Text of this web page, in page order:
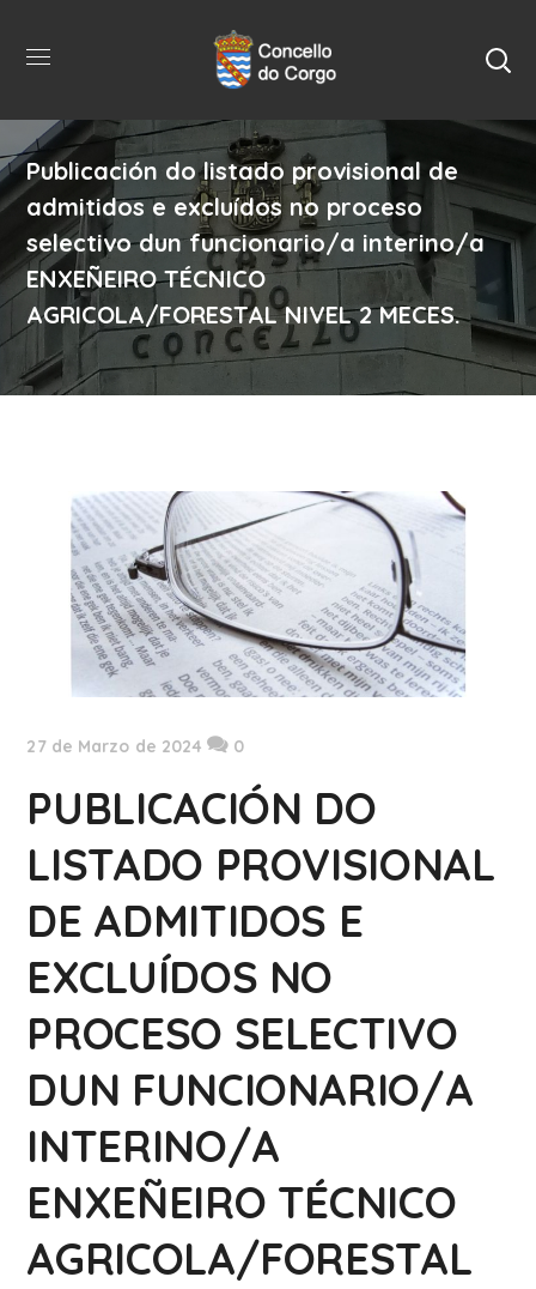
Publicación do listado provisional de
admitidos e excluídos no proceso
selectivo dun funcionario/a interino/a
ENXEÑEIRO TÉCNICO
AGRICOLA/FORESTAL NIVEL 2 MECES.
27 de Marzo de 2024 0
PUBLICACIÓN DO
LISTADO PROVISIONAL
DE ADMITIDOS E
EXCLUÍDOS NO
PROCESO SELECTIVO
DUN FUNCIONARIO/A
INTERINO/A
ENXEÑEIRO TÉCNICO
AGRICOLA/FORESTAL